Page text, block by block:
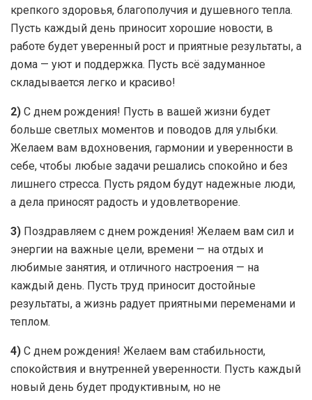
крепкого здоровья, благополучия и душевного тепла.
Пусть каждый день приносит хорошие новости, в
работе будет уверенный рост и приятные результаты, а
дома — уют и поддержка. Пусть всё задуманное
складывается легко и красиво!
2) С днем рождения! Пусть в вашей жизни будет
больше светлых моментов и поводов для улыбки.
Желаем вам вдохновения, гармонии и уверенности в
себе, чтобы любые задачи решались спокойно и без
лишнего стресса. Пусть рядом будут надежные люди,
а дела приносят радость и удовлетворение.
3) Поздравляем с днем рождения! Желаем вам сил и
энергии на важные цели, времени — на отдых и
любимые занятия, и отличного настроения — на
каждый день. Пусть труд приносит достойные
результаты, а жизнь радует приятными переменами и
теплом.
4) С днем рождения! Желаем вам стабильности,
спокойствия и внутренней уверенности. Пусть каждый
новый день будет продуктивным, но не